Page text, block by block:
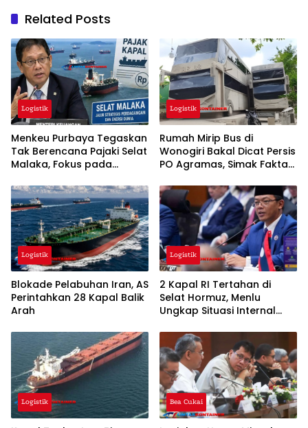
Related Posts
Logistik
Menkeu Purbaya Tegaskan
Tak Berencana Pajaki Selat
Malaka, Fokus pada
Logistik
Rumah Mirip Bus di
Wonogiri Bakal Dicat Persis
PO Agramas, Simak Fakta
Logistik
Blokade Pelabuhan Iran, AS
Perintahkan 28 Kapal Balik
Arah
Logistik
2 Kapal RI Tertahan di
Selat Hormuz, Menlu
Ungkap Situasi Internal
Logistik Bea Cukai